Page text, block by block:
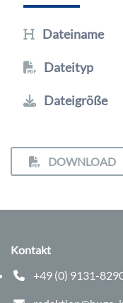
Dateiname
Dateityp
Dateigröße
DOWNLOAD
Kontakt
+49 (0) 9131-
Telefonnummer: 0 9 1 3